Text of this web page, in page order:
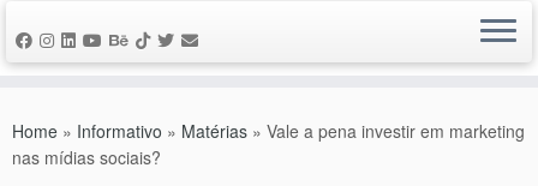
Home » Informativo » Matérias » Vale a pena investir em marketing
nas mídias sociais?